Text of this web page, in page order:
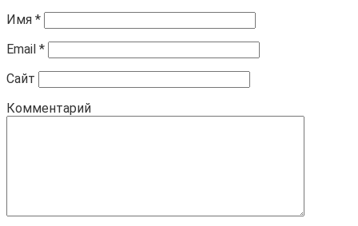
Имя *
Email *
Сайт
Комментарий